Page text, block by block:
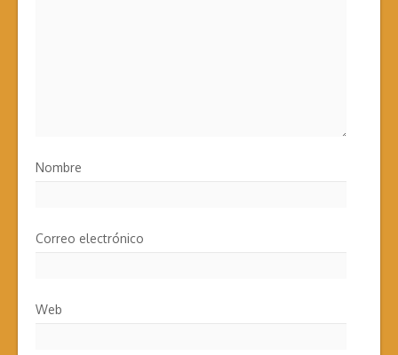
Nombre
Correo electrónico
Web